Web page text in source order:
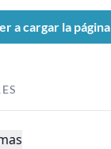
a cargar la página